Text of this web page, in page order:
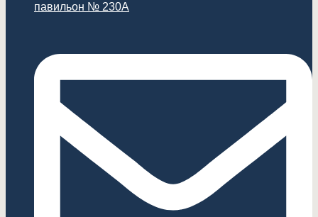
павильон № 230А